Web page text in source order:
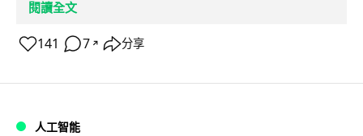
閱讀全文
141 7 ↗ 分享
人工智能